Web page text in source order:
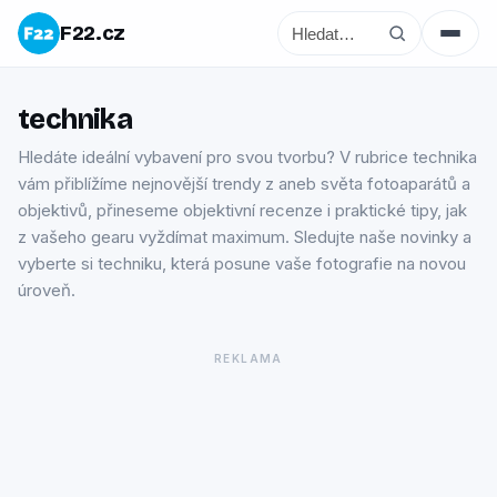
F22.cz
technika
Hledáte ideální vybavení pro svou tvorbu? V rubrice technika
vám přiblížíme nejnovější trendy z aneb světa fotoaparátů a
objektivů, přineseme objektivní recenze i praktické tipy, jak
z vašeho gearu vyždímat maximum. Sledujte naše novinky a
vyberte si techniku, která posune vaše fotografie na novou
úroveň.